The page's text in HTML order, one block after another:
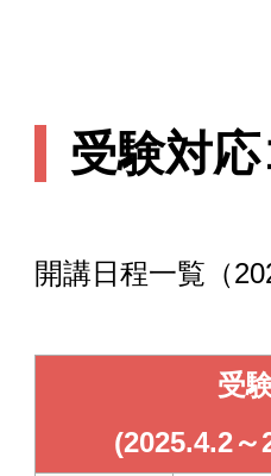
受験対
開講日程一覧（
受
(2025.4.2